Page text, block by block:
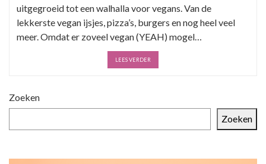
uitgegroeid tot een walhalla voor vegans. Van de
lekkerste vegan ijsjes, pizza’s, burgers en nog heel veel
meer. Omdat er zoveel vegan (YEAH) mogel…
LEES VERDER
Zoeken
Zoeken